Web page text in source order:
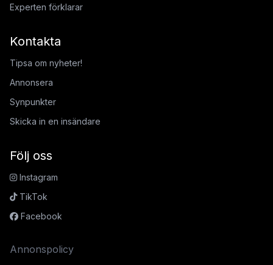
Experten förklarar
Kontakta
Tipsa om nyheter!
Annonsera
Synpunkter
Skicka in en insändare
Följ oss
Instagram
TikTok
Facebook
Annonspolicy